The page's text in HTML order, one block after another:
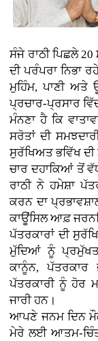
ਸੰਜੇ ਰਾਠੀ ਪਿਛਲੇ
ਦੀ ਪਰੰਪਰਾ ਨਿਭਾ
ਮੁਹਿੰਮ, ਪਾਣੀ
ਪ੍ਰਚਾਰ-ਪ੍ਰਸਾਰ
ਮੰਨਣਾ ਹੈ ਕਿ
ਸਰੋਤਾਂ ਦੀ
ਸੁਰੱਖਿਅਤ ਭਵਿੱਖ ਦੀ
ਚਾਰ ਦਹਾਕਿਆਂ ਤੋਂ
ਰਾਠੀ ਨੇ ਹਮੇਸ਼ਾ
ਕਰਨ ਦਾ
ਕਾਊਂਸਿਲ ਆਫ਼
ਪੱਤਰਕਾਰਾਂ ਦੀ
ਮੁੱਦਿਆਂ ਨੂੰ
ਕਾਨੂੰਨ,
ਪੱਤਰਕਾਰੀ ਨੂੰ ਹੋਰ
ਜਾਰੀ ਹਨ।
ਆਪਣੇ ਜਨਮ ਦਿਨ
ਮੇਰੇ ਲਈ ਆਤਮ-